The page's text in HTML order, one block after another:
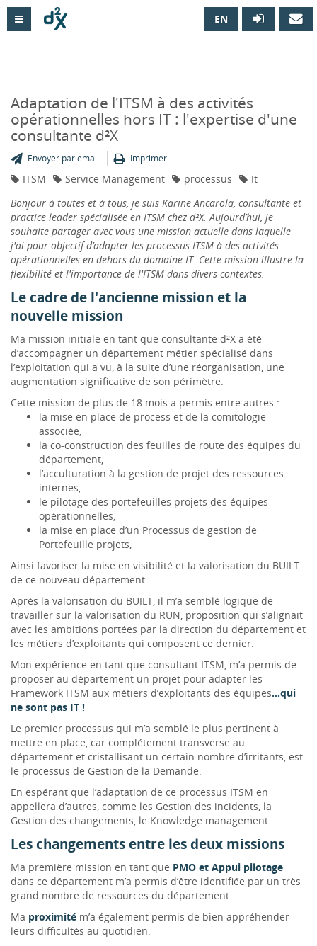

EN
Adaptation de l'ITSM à des activités
opérationnelles hors IT : l'expertise d'une
consultante d²X
Envoyer par email Imprimer
ITSM Service Management processus
It
Bonjour à toutes et à tous, je suis Karine Ancarola, consultante et
practice leader spécialisée en ITSM chez d²X. Aujourd’hui, je
souhaite partager avec vous une mission actuelle dans laquelle
j'ai pour objectif d’adapter les processus ITSM à des activités
opérationnelles en dehors du domaine IT. Cette mission illustre la
flexibilité et l'importance de l'ITSM dans divers contextes.
Le cadre de l'ancienne mission et la
nouvelle mission
Ma mission initiale en tant que consultante d²X a été
d’accompagner un département métier spécialisé dans
l’exploitation qui a vu, à la suite d’une réorganisation, une
augmentation significative de son périmètre.
Cette mission de plus de 18 mois a permis entre autres :
la mise en place de process et de la comitologie
associée,
la co-construction des feuilles de route des équipes du
département,
l’acculturation à la gestion de projet des ressources
internes,
le pilotage des portefeuilles projets des équipes
opérationnelles,
la mise en place d’un Processus de gestion de
Portefeuille projets,
Ainsi favoriser la mise en visibilité et la valorisation du BUILT
de ce nouveau département.
Après la valorisation du BUILT, il m’a semblé logique de
travailler sur la valorisation du RUN, proposition qui s’alignait
avec les ambitions portées par la direction du département et
les métiers d’exploitants qui composent ce dernier.
Mon expérience en tant que consultant ITSM, m’a permis de
proposer au département un projet pour adapter les
Framework ITSM aux métiers d’exploitants des équipes…qui
ne sont pas IT !
Le premier processus qui m’a semblé le plus pertinent à
mettre en place, car complétement transverse au
département et cristallisant un certain nombre d’irritants, est
le processus de Gestion de la Demande.
En espérant que l’adaptation de ce processus ITSM en
appellera d’autres, comme les Gestion des incidents, la
Gestion des changements, le Knowledge management.
Les changements entre les deux missions
Ma première mission en tant que PMO et Appui pilotage
dans ce département m’a permis d’être identifiée par un très
grand nombre de ressources du département.
Ma proximité m’a également permis de bien appréhender
leurs difficultés au quotidien.